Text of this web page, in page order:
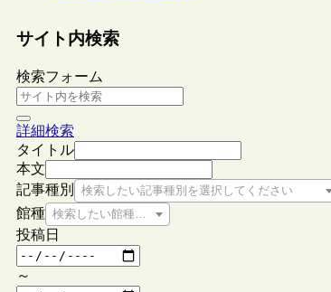
サイト内検索
検索フォーム
詳細検索
タイトル
本文
記事種別
検索したい記事種別を選択してください
館種 検索したい館種を選択してください
投稿日
～